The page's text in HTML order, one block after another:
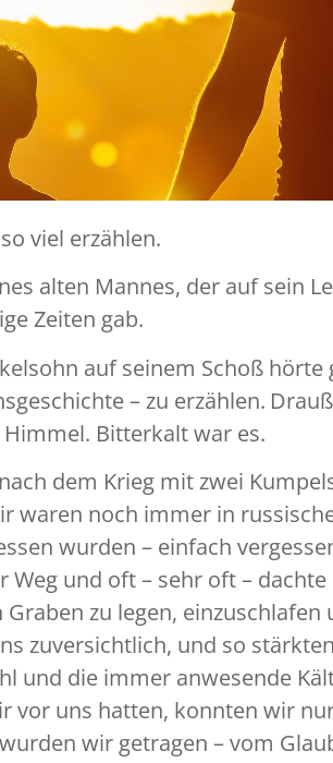
viel erzählen.
alten Mannes, der auf sein
Zeiten gab.
auf seinem Schoß
– zu erzählen.
Bitterkalt war es.
dem Krieg mit zwei
waren noch immer in
wurden – einfach
und oft – sehr oft –
zu legen,
zuversichtlich, und so
und die immer anwesende
vor uns hatten, konnten wir
wir getragen – vom